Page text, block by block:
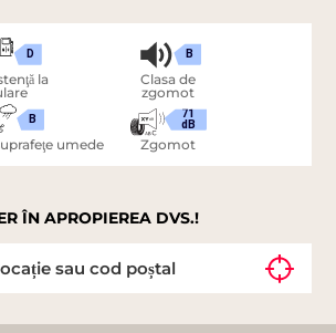
D
la
B
umede
B
Clasa de
zgomot
71
dB
Zgomot
ÎN APROPIEREA DVS.!